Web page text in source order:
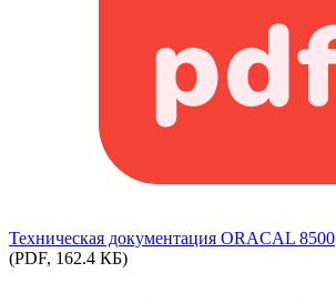
Техническая документация ORACAL 8500
(PDF, 162.4 КБ)